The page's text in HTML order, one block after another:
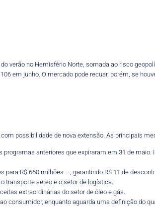
verão no Hemisfério Norte, somada ao risco
em junho. O mercado pode recuar, porém, se
possibilidade de nova extensão. As principais
anteriores que expiraram em 31 de
R$ 660 milhões —, garantindo R$ 11 de
transporte aéreo e o setor de logística.
extraordinárias do setor de óleo e gás.
consumidor, enquanto aguarda uma definição do